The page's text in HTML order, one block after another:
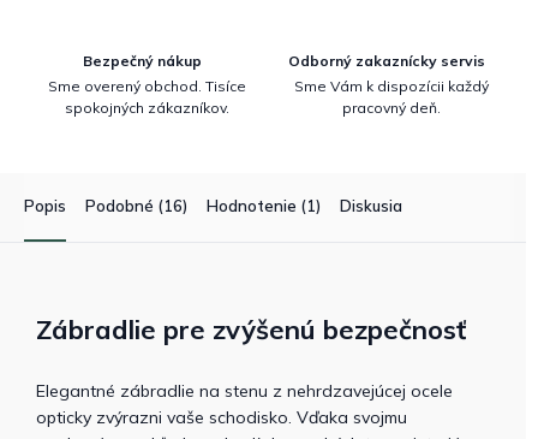
Bezpečný nákup
Sme overený obchod. Tisíce
spokojných zákazníkov.
Odborný zakaznícky servis
Sme Vám k dispozícii každý
pracovný deň.
Popis Podobné (16) Hodnotenie (1) Diskusia
Zábradlie pre zvýšenú bezpečnosť
Elegantné zábradlie na stenu z nehrdzavejúcej ocele
opticky zvýrazni vaše schodisko. Vďaka svojmu